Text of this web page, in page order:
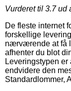
Vurderet til 3.7ud
De fleste internet
forskellige
nærværende at få
afhenter du blot
Leveringstypen
endvidere den
Standardlommer,